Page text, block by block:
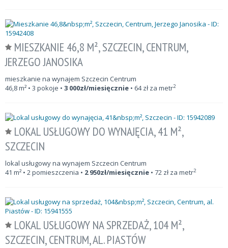
MIESZKANIE 46,8 M², SZCZECIN, CENTRUM,
JERZEGO JANOSIKA
mieszkanie na wynajem Szczecin Centrum
46,8m² • 3 pokoje • 3 000zł/miesięcznie • 64zł za metr2
LOKAL USŁUGOWY DO WYNAJĘCIA, 41 M²,
SZCZECIN
lokal usługowy na wynajem Szczecin Centrum
41 m² • 2 pomieszczenia • 2 950zł/miesięcznie • 72 zł za metr2
LOKAL USŁUGOWY NA SPRZEDAŻ, 104 M²,
SZCZECIN, CENTRUM, AL. PIASTÓW